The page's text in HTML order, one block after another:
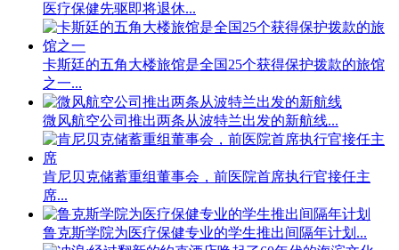
医疗保健先驱即将退休...
卡斯廷的五角大楼旅馆是全国25个获得保护拨款的旅馆
之一...
微风航空公司推出两条从波特兰出发的新航线...
肯尼贝克储蓄重组董事会，前医院首席执行官接任主
席...
鲁克斯学院为医疗保健专业的学生推出间隔年计划...